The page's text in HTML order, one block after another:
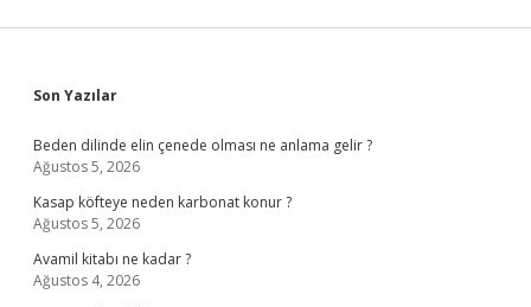
Sidebar
Son Yazılar
Beden dilinde elin çenede olması ne anlama gelir ?
Ağustos 5, 2026
Kasap köfteye neden karbonat konur ?
Ağustos 5, 2026
Avamil kitabı ne kadar ?
Ağustos 4, 2026